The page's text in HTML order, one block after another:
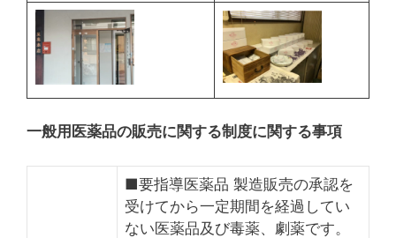
一般用医薬品の販売に関する制度に関する事項
■要指導医薬品 製造販売の承認を
受けてから一定期間を経過してい
ない医薬品及び毒薬、劇薬です。